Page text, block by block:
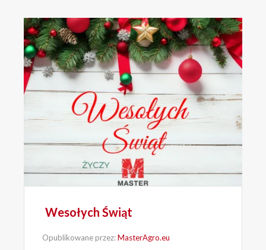
Wesołych Świąt
Opublikowane przez:MasterAgro.eu